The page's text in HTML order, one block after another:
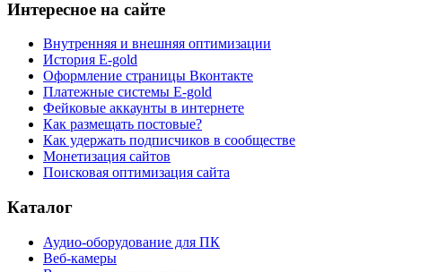
Интересное на сайте
Внутренняя и внешняя оптимизации
История E-gold
Оформление страницы Вконтакте
Платежные системы E-gold
Фейковые аккаунты в интернете
Как размещать постовые?
Как удержать подписчиков в сообществе
Монетизация сайтов
Поисковая оптимизация сайта
Каталог
Аудио-оборудование для ПК
Веб-камеры